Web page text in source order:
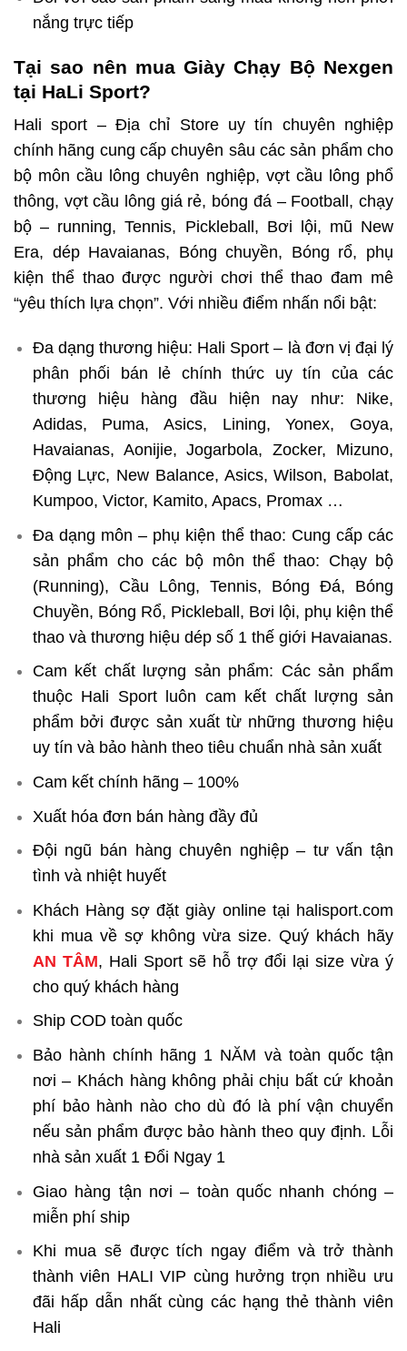
nắng trực tiếp
Tại sao nên mua Giày Chạy Bộ Nexgen
tại HaLi Sport?
Hali sport – Địa chỉ Store uy tín chuyên nghiệp
chính hãng cung cấp chuyên sâu các sản phẩm cho
bộ môn cầu lông chuyên nghiệp, vợt cầu lông phổ
thông, vợt cầu lông giá rẻ, bóng đá – Football, chạy
bộ – running, Tennis, Pickleball, Bơi lội, mũ New
Era, dép Havaianas, Bóng chuyền, Bóng rổ, phụ
kiện thể thao được người chơi thể thao đam mê
“yêu thích lựa chọn”. Với nhiều điểm nhấn nổi bật:
Đa dạng thương hiệu: Hali Sport – là đơn vị đại lý
phân phối bán lẻ chính thức uy tín của các
thương hiệu hàng đầu hiện nay như: Nike,
Adidas, Puma, Asics, Lining, Yonex, Goya,
Havaianas, Aonijie, Jogarbola, Zocker, Mizuno,
Động Lực, New Balance, Asics, Wilson, Babolat,
Kumpoo, Victor, Kamito, Apacs, Promax …
Đa dạng môn – phụ kiện thể thao: Cung cấp các
sản phẩm cho các bộ môn thể thao: Chạy bộ
(Running), Cầu Lông, Tennis, Bóng Đá, Bóng
Chuyền, Bóng Rổ, Pickleball, Bơi lội, phụ kiện thể
thao và thương hiệu dép số 1 thế giới Havaianas.
Cam kết chất lượng sản phẩm: Các sản phẩm
thuộc Hali Sport luôn cam kết chất lượng sản
phẩm bởi được sản xuất từ những thương hiệu
uy tín và bảo hành theo tiêu chuẩn nhà sản xuất
Cam kết chính hãng – 100%
Xuất hóa đơn bán hàng đầy đủ
Đội ngũ bán hàng chuyên nghiệp – tư vấn tận
tình và nhiệt huyết
Khách Hàng sợ đặt giày online tại halisport.com
khi mua về sợ không vừa size. Quý khách hãy
AN TÂM, Hali Sport sẽ hỗ trợ đổi lại size vừa ý
cho quý khách hàng
Ship COD toàn quốc
Bảo hành chính hãng 1 NĂM và toàn quốc tận
nơi – Khách hàng không phải chịu bất cứ khoản
phí bảo hành nào cho dù đó là phí vận chuyển
nếu sản phẩm được bảo hành theo quy định. Lỗi
nhà sản xuất 1 Đổi Ngay 1
Giao hàng tận nơi – toàn quốc nhanh chóng –
miễn phí ship
Khi mua sẽ được tích ngay điểm và trở thành
thành viên HALI VIP cùng hưởng trọn nhiều ưu
đãi hấp dẫn nhất cùng các hạng thẻ thành viên
Hali